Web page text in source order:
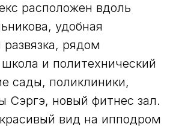
расположен вдоль
удобная
рядом
и политехнический
сады, поликлиники,
Сэргэ, новый фитнес зал.
вид на ипподром